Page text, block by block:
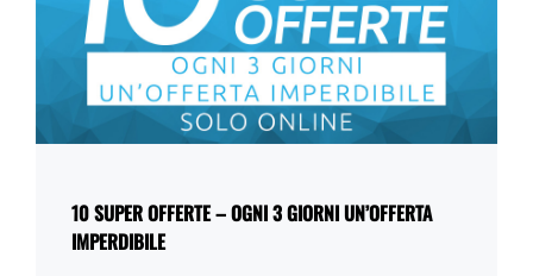
10 SUPER OFFERTE – OGNI 3 GIORNI UN’OFFERTA
IMPERDIBILE